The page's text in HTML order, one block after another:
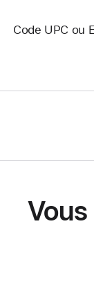
Code UPC ou